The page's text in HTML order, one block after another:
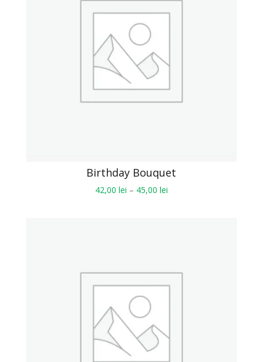
Birthday Bouquet
42,00 lei – 45,00 lei